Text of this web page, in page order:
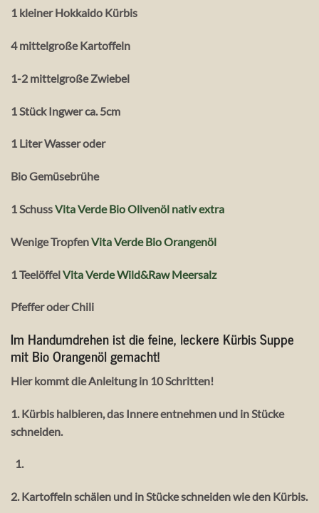
1 kleiner Hokkaido Kürbis
4 mittelgroße Kartoffeln
1-2 mittelgroße Zwiebel
1 Stück Ingwer ca. 5cm
1 Liter Wasser oder
Bio Gemüsebrühe
1 SchussVita Verde Bio Olivenöl nativ extra
Wenige TropfenVita Verde Bio Orangenöl
1 TeelöffelVita Verde Wild&Raw Meersalz
Pfeffer oder Chili
Im Handumdrehen ist die feine, leckere Kürbis Suppe
mit Bio Orangenöl gemacht!
Hier kommt die Anleitung in 10 Schritten!
1. Kürbis halbieren, das Innere entnehmen und in Stücke
schneiden.
2. Kartoffeln schälen und in Stücke schneiden wie den Kürbis.